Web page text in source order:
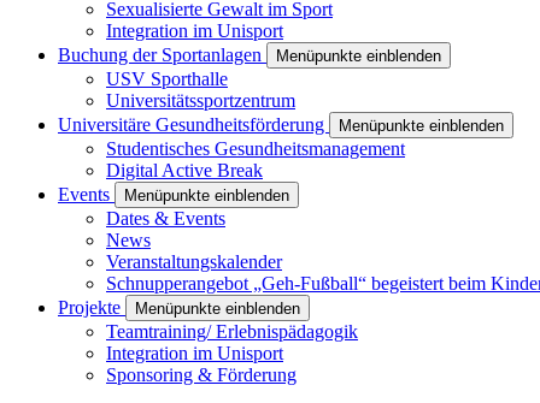
Sexualisierte Gewalt im Sport
Integration im Unisport
Buchung der Sportanlagen
Menüpunkte einblenden
USV Sporthalle
Universitätssportzentrum
Universitäre Gesundheitsförderung
Menüpunkte einblenden
Studentisches Gesundheitsmanagement
Digital Active Break
Events
Menüpunkte einblenden
Dates & Events
News
Veranstaltungskalender
Schnupperangebot „Geh-Fußball“ begeistert beim
Projekte
Menüpunkte einblenden
Teamtraining/ Erlebnispädagogik
Integration im Unisport
Sponsoring & Förderung